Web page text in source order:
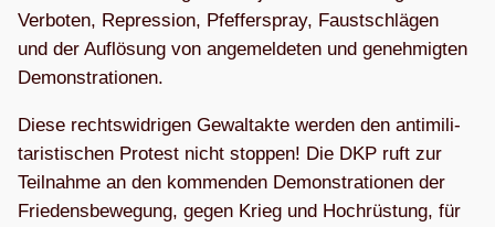
Ver­bo­ten, Repres­sion, Pfef­fer­spray, Faust­schlä­gen
und der Auf­lö­sung von ange­mel­de­ten und geneh­mig­ten
Demonstrationen.
Diese rechts­wid­ri­gen Gewalt­akte wer­den den anti­mi­li­
ta­ris­ti­schen Pro­test nicht stop­pen! Die DKP ruft zur
Teil­nahme an den kom­men­den Demons­tra­tio­nen der
Frie­dens­be­we­gung, gegen Krieg und Hoch­rüs­tung, für